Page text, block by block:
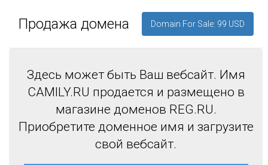
Domain For Sale: 99 USD
Продажа домена
Здесь может быть Ваш вебсайт. Имя
CAMILY.RU продается и размещено в
магазине доменов REG.RU.
Приобретите доменное имя и загрузите
свой вебсайт.